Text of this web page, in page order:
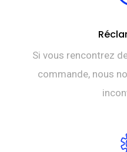
Si vous rencontrez
commande, nous